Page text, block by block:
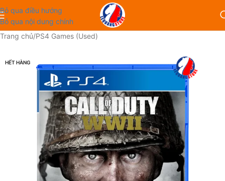
Bỏ qua điều hướng
Bỏ qua nội dung chính
Trang chủ/PS4 Games (Used)
HẾT HÀNG